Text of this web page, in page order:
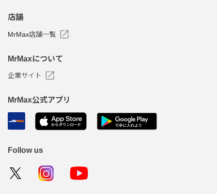
店舗
MrMax店舗一覧
MrMaxについて
企業サイト
MrMax公式アプリ
Follow us